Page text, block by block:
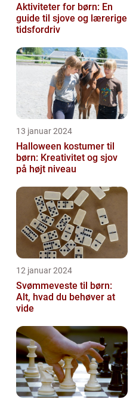
Aktiviteter for børn: En
guide til sjove og lærerige
tidsfordriv
13 januar 2024
Halloween kostumer til
børn: Kreativitet og sjov
på højt niveau
12 januar 2024
Svømmeveste til børn:
Alt, hvad du behøver at
vide